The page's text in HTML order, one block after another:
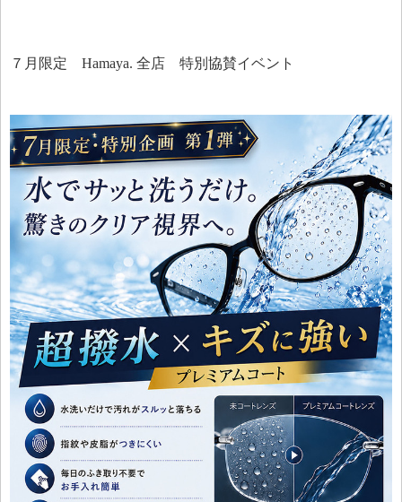
７月限定 Hamaya. 全店 特別協賛イベント